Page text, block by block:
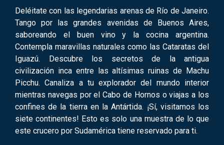
Deléitate con las legendarias arenas de Río de Janeiro.
Tango por las grandes avenidas de Buenos Aires,
saboreando el buen vino y la cocina argentina.
Contempla maravillas naturales como las Cataratas del
Iguazú. Descubre los secretos de la antigua
civilización inca entre las altísimas ruinas de Machu
Picchu. Canaliza a tu explorador del mundo interior
mientras navegas por el Cabo de Hornos o viajas a los
confines de la tierra en la Antártida. ¡Sí, visitamos los
siete continentes! Esto es solo una muestra de lo que
este crucero por Sudamérica tiene reservado para ti.